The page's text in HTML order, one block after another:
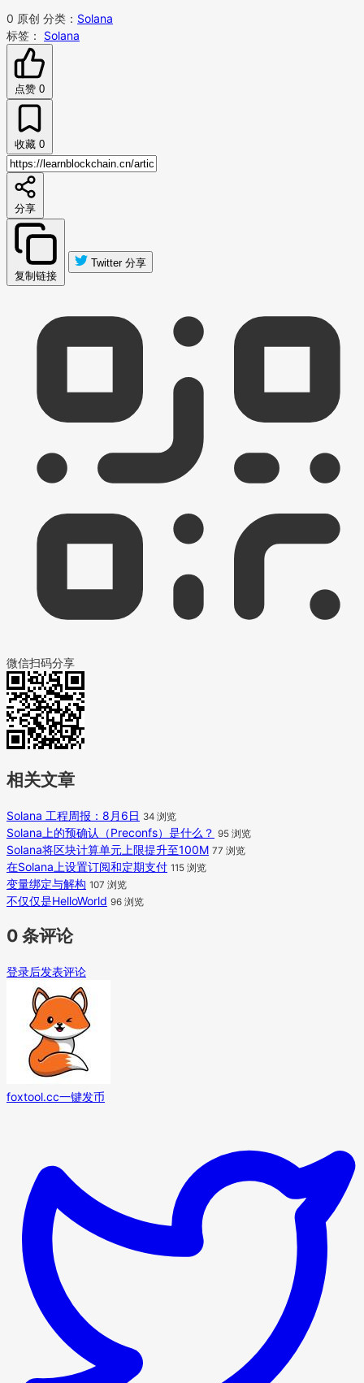
0 原创 分类： Solana
标签：
Solana
点赞 0
收藏 0
分享
复制链接
Twitter 分享
微信扫码分享
相关文章
Solana 工程周报：8月6日 34 浏览
Solana上的预确认（Preconfs）是什么？ 95 浏览
Solana将区块计算单元上限提升至100M 77 浏览
在Solana上设置订阅和定期支付 115 浏览
变量绑定与解构 107 浏览
不仅仅是HelloWorld 96 浏览
0 条评论
登录后发表评论
foxtool.cc一键发币